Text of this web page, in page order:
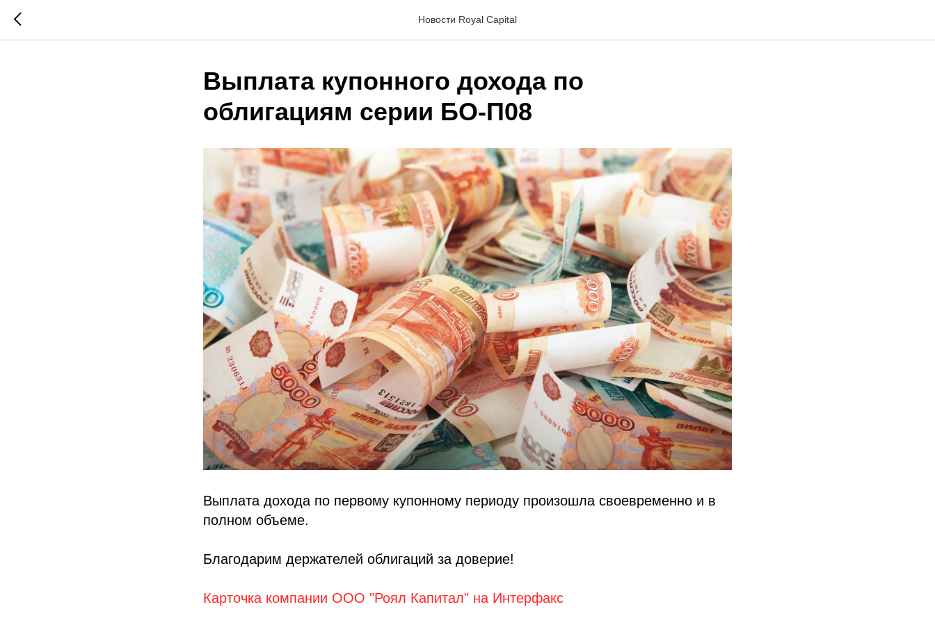
Новости Royal Capital
Выплата купонного дохода по
облигациям серии БО-П08
Выплата дохода по первому купонному периоду произошла своевременно и в
полном объеме.
Благодарим держателей облигаций за доверие!
Карточка компании ООО "Роял Капитал" на Интерфакс